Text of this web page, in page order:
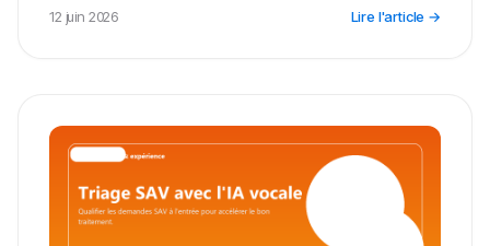
12 juin 2026 Lire l'article →